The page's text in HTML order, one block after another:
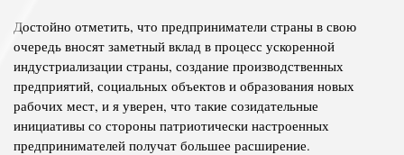
Достойно отметить, что предприниматели страны в свою
очередь вносят заметный вклад в процесс ускоренной
индустриализации страны, создание производственных
предприятий, социальных объектов и образования новых
рабочих мест, и я уверен, что такие созидательные
инициативы со стороны патриотически настроенных
предпринимателей получат большее расширение.